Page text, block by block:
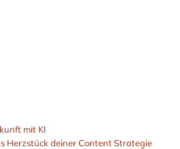
mit KI
Herzstück deiner Content Strategie